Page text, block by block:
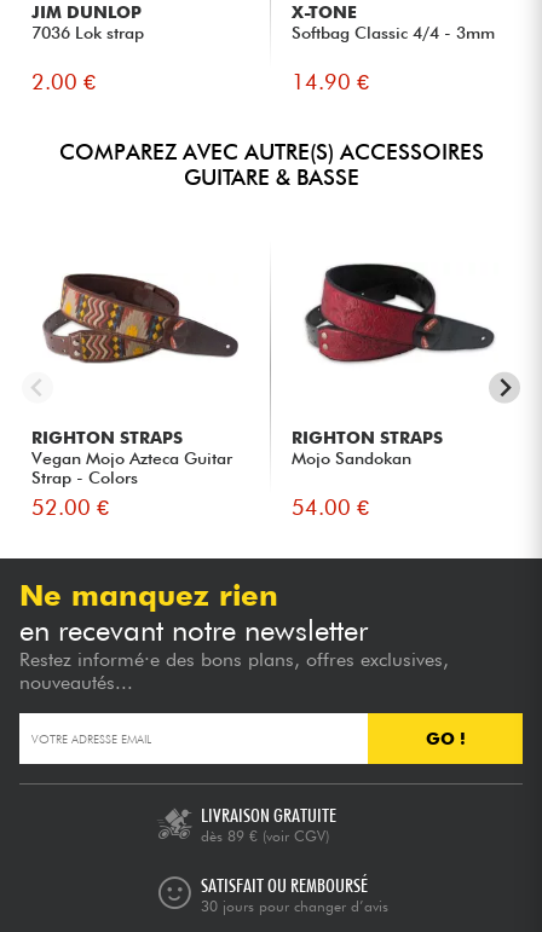
JIM DUNLOP
7036 Lok strap
2.00 €
X-TONE
Softbag Classic 4/4 - 3mm
14.90 €
COMPAREZ AVEC AUTRE(S) ACCESSOIRES
GUITARE & BASSE
RIGHTON STRAPS
Vegan Mojo Azteca Guitar
Strap - Colors
52.00 €
RIGHTON STRAPS
Mojo Sandokan
54.00 €
Ne manquez rien
en recevant notre newsletter
Restez informé·e des bons plans, offres exclusives,
nouveautés...
GO !
LIVRAISON GRATUITE
dès 89 € (voir CGV)
SATISFAIT OU REMBOURSÉ
30 jours pour changer d’avis